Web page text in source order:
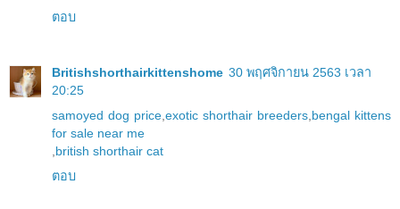
ตอบ
Britishshorthairkittenshome 30 พฤศจิกายน 2563 เวลา
20:25
samoyed dog price exotic shorthair breeders bengal kittens
for sale near me
british shorthair cat
ตอบ